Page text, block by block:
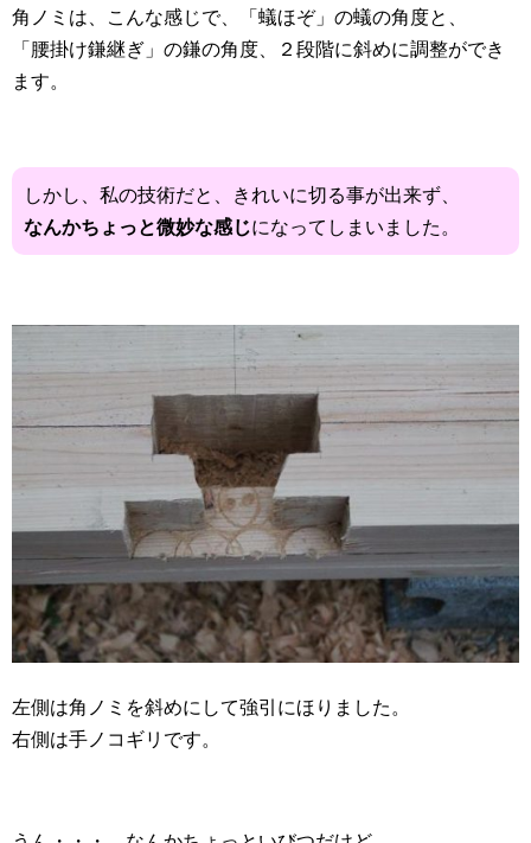
角ノミは、こんな感じで、「蟻ほぞ」の蟻の角度と、
「腰掛け鎌継ぎ」の鎌の角度、２段階に斜めに調整ができ
ます。
しかし、私の技術だと、きれいに切る事が出来ず、
なんかちょっと微妙な感じになってしまいました。
左側は角ノミを斜めにして強引にほりました。
右側は手ノコギリです。